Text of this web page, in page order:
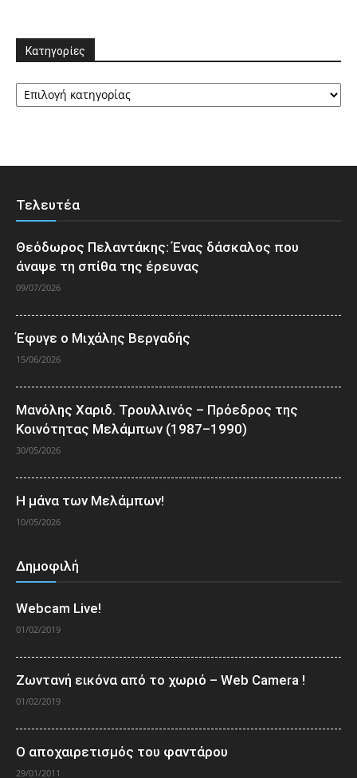
Κατηγορίες
Κατηγορίες
Τελευτέα
Θεόδωρος Πελαντάκης: Ένας δάσκαλος που
άναψε τη σπίθα της έρευνας
09/07/2026
Έφυγε ο Μιχάλης Βεργαδής
15/06/2026
Μανόλης Χαριδ. Τρουλλινός – Πρόεδρος της
Κοινότητας Μελάμπων (1987–1990)
30/05/2026
Η μάνα των Μελάμπων!
10/05/2026
Δημοφιλή
Webcam Live!
01/02/2019
Ζωντανή εικόνα από το χωριό – Web Camera !
01/02/2019
Ο αποχαιρετισμός του φαντάρου
29/01/2011